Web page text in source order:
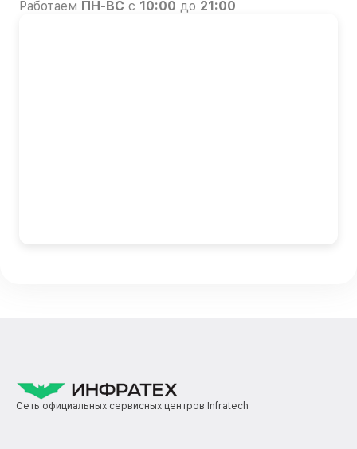
Работаем ПН-ВС с 10:00 до 21:00
Сеть официальных сервисных центров Infratech